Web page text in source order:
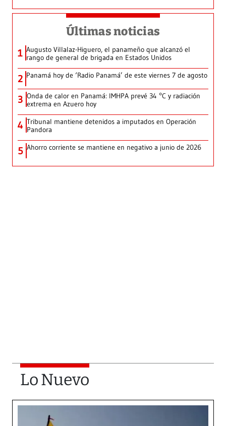
Últimas noticias
1 Augusto Villalaz-Higuero, el panameño que alcanzó el
rango de general de brigada en Estados Unidos
2 Panamá hoy de ‘Radio Panamá’ de este viernes 7 de agosto
3 Onda de calor en Panamá: IMHPA prevé 34 °C y radiación
extrema en Azuero hoy
4 Tribunal mantiene detenidos a imputados en Operación
Pandora
5 Ahorro corriente se mantiene en negativo a junio de 2026
Lo Nuevo